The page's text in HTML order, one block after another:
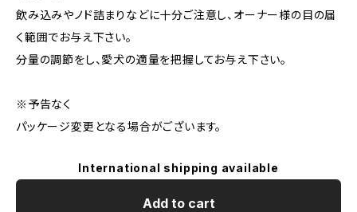
飲み込みやノド詰まりなどに十分ご注意し、オーナー様の目の届
く範囲でお与え下さい。
分量の調節をし、愛犬の適量を把握してお与え下さい。
※予告なく
パッケージ変更となる場合がございます。
International shipping available
Add to cart